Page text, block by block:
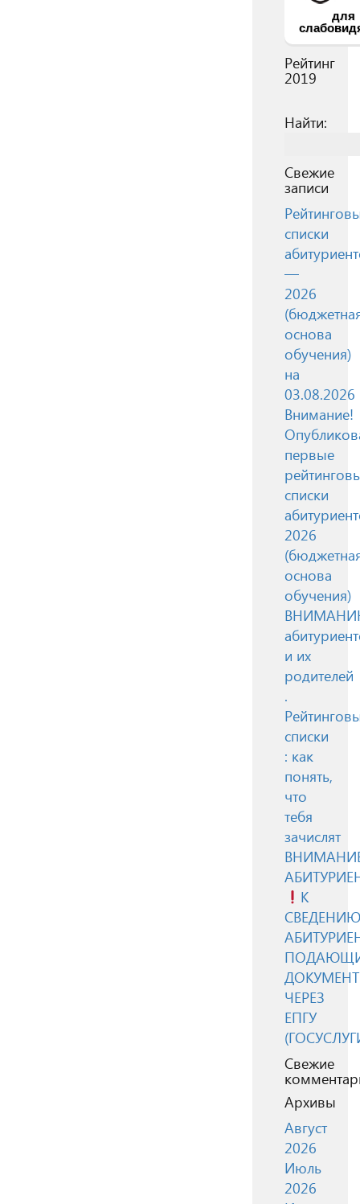
для
Рейтинг
2019
Найти:
Свежие
записи
списки
—
2026
основа
обучения)
на
03.08.2026
Внимание!
первые
списки
2026
основа
обучения)
и их
родителей
.
списки
: как
понять,
что
тебя
зачислят
К
СВЕДЕНИЮ
ЧЕРЕЗ
ЕПГУ
Свежие
Архивы
Август
2026
Июль
2026